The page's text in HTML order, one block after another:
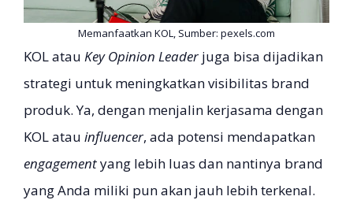
Memanfaatkan KOL, Sumber: pexels.com
KOL atau Key Opinion Leaderjuga bisa dijadikan
strategi untuk meningkatkan visibilitas brand
produk. Ya, dengan menjalin kerjasama dengan
KOL atau influencer, ada potensi mendapatkan
engagementyang lebih luas dan nantinya brand
yang Anda miliki pun akan jauh lebih terkenal.